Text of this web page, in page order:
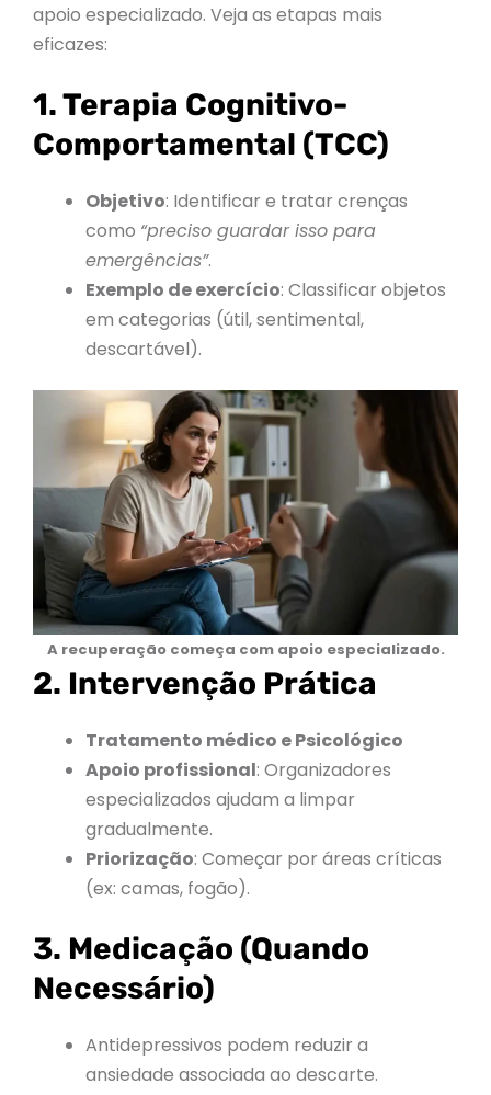
apoio especializado. Veja as etapas mais
eficazes:
1. Terapia Cognitivo-
Comportamental (TCC)
Objetivo: Identificar e tratar crenças
como “preciso guardar isso para
emergências”.
Exemplo de exercício: Classificar objetos
em categorias (útil, sentimental,
descartável).
A recuperação começa com apoio especializado.
2. Intervenção Prática
Tratamento médico e Psicológico
Apoio profissional: Organizadores
especializados ajudam a limpar
gradualmente.
Priorização: Começar por áreas críticas
(ex: camas, fogão).
3. Medicação (Quando
Necessário)
Antidepressivos podem reduzir a
ansiedade associada ao descarte.